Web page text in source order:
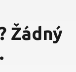
Žádný